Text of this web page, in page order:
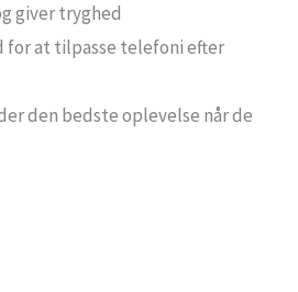
giver tryghed
for at tilpasse telefoni efter
den bedste oplevelse når de